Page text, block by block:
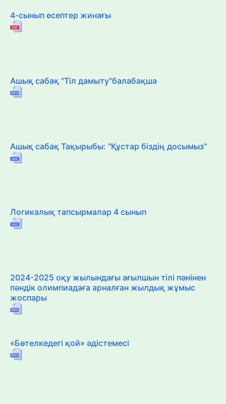
4-сынып есептер жинағы
Ашық сабақ "Тіл дамыту"балабақша
Ашық сабақ Тақырыбы: "Құстар біздің досымыз"
Логикалық тапсырмалар 4 сынып
2024-2025 оқу жылындағы ағылшын тілі пәнінен
пәндік олимпиадаға арналған жылдық жұмыс
жоспары
«Бөтелкедегі қой» әдістемесі